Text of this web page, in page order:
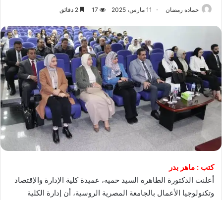
حماده رمضان 11 مارس، 2025 17
كتب : ماهر بدر
أعلنت الدكتورة الطاهره السيد حميه، عميدة كلية الإدارة والإقتصاد
وتكنولوجيا الأعمال بالجامعة المصرية الروسية، أن إدارة الكلية